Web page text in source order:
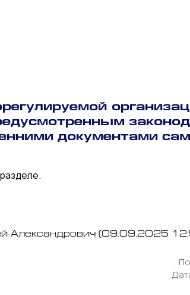
документами
Александрович (09.09.2025